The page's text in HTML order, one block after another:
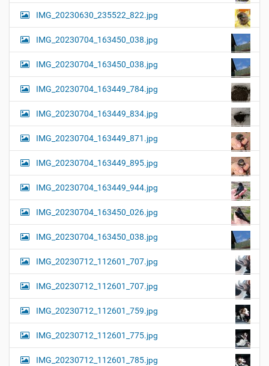
IMG_20230630_235522_822.jpg
IMG_20230704_163450_038.jpg
IMG_20230704_163450_038.jpg
IMG_20230704_163449_784.jpg
IMG_20230704_163449_834.jpg
IMG_20230704_163449_871.jpg
IMG_20230704_163449_895.jpg
IMG_20230704_163449_944.jpg
IMG_20230704_163450_026.jpg
IMG_20230704_163450_038.jpg
IMG_20230712_112601_707.jpg
IMG_20230712_112601_707.jpg
IMG_20230712_112601_759.jpg
IMG_20230712_112601_775.jpg
IMG_20230712_112601_785.jpg